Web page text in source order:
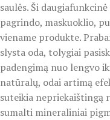
saulės. Ši
pagrindo, maskuoklio,
viename produkte.
slysta oda, tolygiai
padengimą nuo lengvo
natūralų, odai artimą
suteikia nepriekaištingą
sumalti mineraliniai